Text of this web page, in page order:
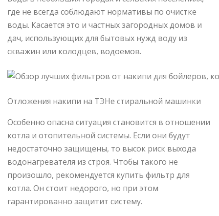
где не всегда соблюдают нормативы по очистке
воды. Касается это и частных загородных домов и
дач, использующих для бытовых нужд воду из
скважин или колодцев, водоемов.
Отложения накипи на ТЭНе стиральной машинки
Особенно опасна ситуация становится в отношении
котла и отопительной системы. Если они будут
недостаточно защищены, то высок риск выхода
водонагревателя из строя. Чтобы такого не
произошло, рекомендуется купить фильтр для
котла. Он стоит недорого, но при этом
гарантированно защитит систему.